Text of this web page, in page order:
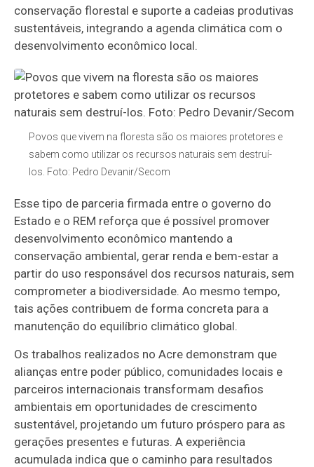
conservação florestal e suporte a cadeias produtivas
sustentáveis, integrando a agenda climática com o
desenvolvimento econômico local.
Povos que vivem na floresta são os maiores protetores e
sabem como utilizar os recursos naturais sem destruí-
los. Foto: Pedro Devanir/Secom
Esse tipo de parceria firmada entre o governo do
Estado e o REM reforça que é possível promover
desenvolvimento econômico mantendo a
conservação ambiental, gerar renda e bem-estar a
partir do uso responsável dos recursos naturais, sem
comprometer a biodiversidade. Ao mesmo tempo,
tais ações contribuem de forma concreta para a
manutenção do equilíbrio climático global.
Os trabalhos realizados no Acre demonstram que
alianças entre poder público, comunidades locais e
parceiros internacionais transformam desafios
ambientais em oportunidades de crescimento
sustentável, projetando um futuro próspero para as
gerações presentes e futuras. A experiência
acumulada indica que o caminho para resultados